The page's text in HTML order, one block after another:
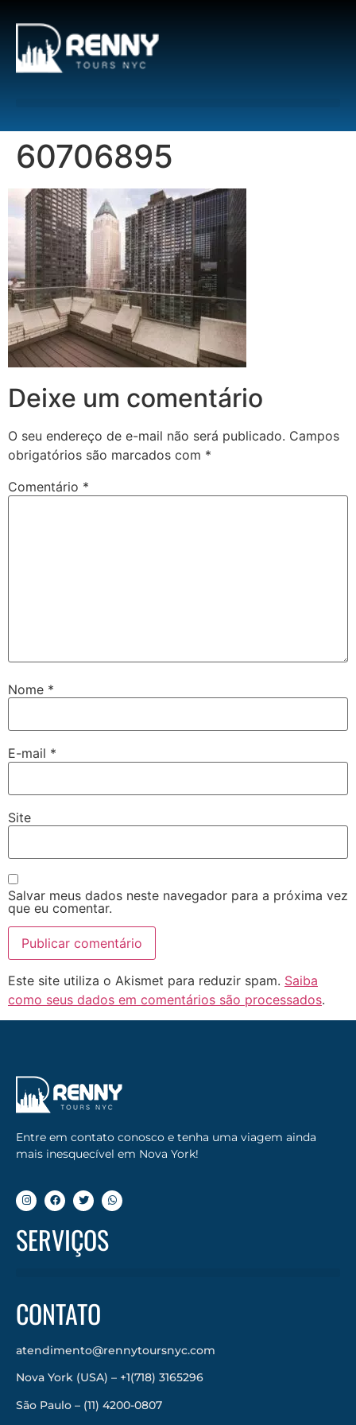
60706895
Deixe um comentário
O seu endereço de e-mail não será publicado. Campos
obrigatórios são marcados com *
Comentário *
Nome *
E-mail *
Site
Salvar meus dados neste navegador para a próxima vez
que eu comentar.
Este site utiliza o Akismet para reduzir spam. Saiba
como seus dados em comentários são processados.
Entre em contato conosco e tenha uma viagem ainda
mais inesquecível em Nova York!
SERVIÇOS
CONTATO
atendimento@rennytoursnyc.com
Nova York (USA) – +1(718) 3165296
São Paulo – (11) 4200-0807